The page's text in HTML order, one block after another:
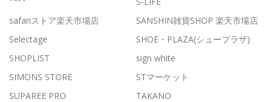
safariストア楽天市場店
SANSHIN雑貨SHOP 楽天市場店
Selectage
SHOE・PLAZA(シュープラザ)
SHOPLIST
sign white
SIMONS STORE
STマーケット
SUPAREE PRO
TAKANO